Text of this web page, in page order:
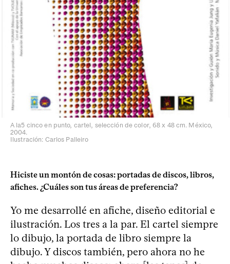
A la5 cinco en punto, cartel, selección de color, 68 x 48 cm. México,
2004.
Ilustración: Carlos Palleiro
Hiciste un montón de cosas: portadas de discos, libros,
afiches. ¿Cuáles son tus áreas de preferencia?
Yo me desarrollé en afiche, diseño editorial e
ilustración. Los tres a la par. El cartel siempre
lo dibujo, la portada de libro siempre la
dibujo. Y discos también, pero ahora no he